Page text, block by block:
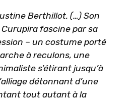
Berthillot. (…) Son
fascine par sa
– un costume porté
à reculons, une
s’étirant jusqu’à
détonnant d’une
tout autant à la